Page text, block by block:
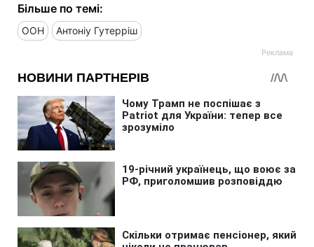
Більше по темі:
ООН Антоніу Гутерріш